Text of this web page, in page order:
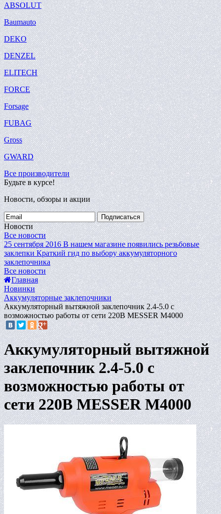
ABSOLUT
Baumauto
DEKO
DENZEL
ELITECH
FORCE
Forsage
FUBAG
Gross
GWARD
Все производители
Будьте в курсе!
Новости, обзоры и акции
Подписаться
Новости
Все новости
25 сентября 2016 В нашем магазине появились резьбовые
заклепки Краткий гид по выбору аккумуляторного
заклепочника
Все новости
Главная
Новинки
Аккумуляторные заклепочники
Аккумуляторный вытяжной заклепочник 2.4-5.0 с
возможностью работы от сети 220В MESSER M4000
Аккумуляторный вытяжной
заклепочник 2.4-5.0 с
возможностью работы от
сети 220В MESSER M4000